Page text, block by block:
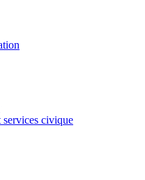
services civique